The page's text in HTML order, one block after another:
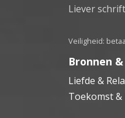
Liever
Veiligheid:
Bronnen
Liefde &
Toekomst